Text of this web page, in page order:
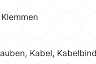
Kabel,